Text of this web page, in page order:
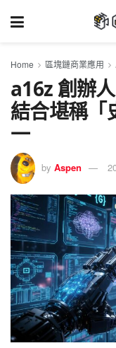
Home 區塊鏈商業應用
a16z 創辦
結合堪稱「
一
by Aspen